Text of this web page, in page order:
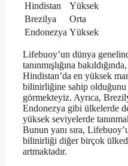
Hindistan
Yüksek
Brezilya
Orta
Endonezya Yüksek
Lifebuoy’un dünya
tanınmışlığına bakıldığında,
Hindistan’da en yüksek
bilinirliğine sahip olduğunu
görmekteyiz. Ayrıca,
Endonezya gibi ülkelerde
yüksek seviyelerde
Bunun yanı sıra,
bilinirliği diğer birçok
artmaktadır.